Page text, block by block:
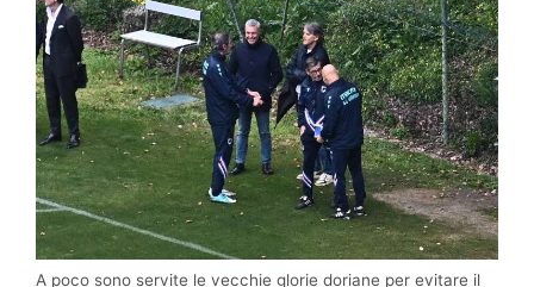
A poco sono servite le vecchie glorie doriane per evitare il